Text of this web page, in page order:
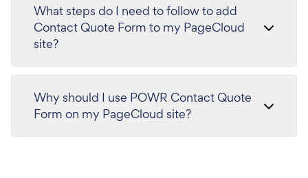
What steps do I need to follow to add
Contact Quote Form to my PageCloud
site?
Why should I use POWR Contact Quote
Form on my PageCloud site?